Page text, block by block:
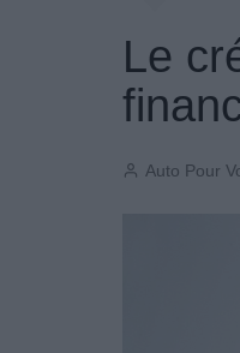
Produits
Le
Auto Pour